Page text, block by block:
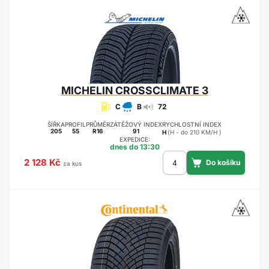
MICHELINCROSSCLIMATE 3
C B 72
ŠÍŘKA
205
PROFIL
55
PRŮMĚR
R16
ZÁTĚŽOVÝ INDEX
91
RYCHLOSTNÍ INDEX
H (H - do 210 KM/H )
EXPEDICE:
dnes do 13:30
2 128 Kč za kus